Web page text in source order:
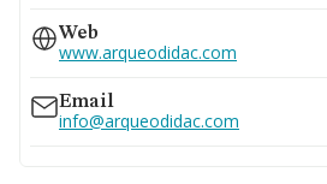
Web
www.arqueodidac.com
Email
info@arqueodidac.com